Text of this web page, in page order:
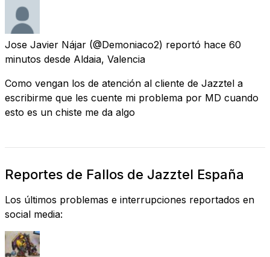
Jose Javier Nájar (@Demoniaco2) reportó hace 60
minutos desde Aldaia, Valencia
Como vengan los de atención al cliente de Jazztel a
escribirme que les cuente mi problema por MD cuando
esto es un chiste me da algo
Reportes de Fallos de Jazztel España
Los últimos problemas e interrupciones reportados en
social media: